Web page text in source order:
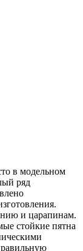
в модельном
ряд
и царапинам.
стойкие пятна